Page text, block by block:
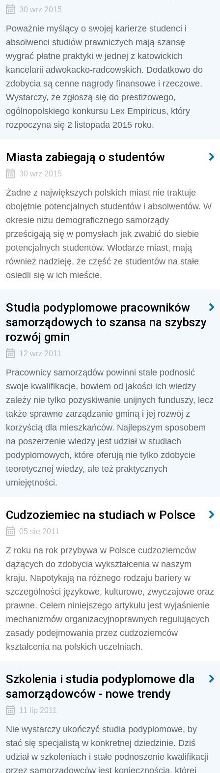
30 wrz 2015
Poważnie myślący o swojej karierze studenci i
absolwenci studiów prawniczych mają szansę
wygrać płatne praktyki w jednej z katowickich
kancelarii adwokacko-radcowskich. Dodatkowo do
zdobycia są cenne nagrody finansowe i rzeczowe.
Wystarczy, że zgłoszą się do prestiżowego,
ogólnopolskiego konkursu Lex Empiricus, który
rozpoczyna się 2 listopada 2015 roku.
Miasta zabiegają o studentów
30 wrz 2015
Żadne z największych polskich miast nie traktuje
obojętnie potencjalnych studentów i absolwentów. W
okresie niżu demograficznego samorządy
prześcigają się w pomysłach jak zwabić do siebie
potencjalnych studentów. Włodarze miast, mają
również nadzieję, że część ze studentów na stałe
osiedli się w ich mieście.
Studia podyplomowe pracowników
samorządowych to szansa na szybszy
rozwój gmin
12 wrz 2011
Pracownicy samorządów powinni stale podnosić
swoje kwalifikacje, bowiem od jakości ich wiedzy
zależy nie tylko pozyskiwanie unijnych funduszy, lecz
także sprawne zarządzanie gminą i jej rozwój z
korzyścią dla mieszkańców. Najlepszym sposobem
na poszerzenie wiedzy jest udział w studiach
podyplomowych, które oferują nie tylko zdobycie
teoretycznej wiedzy, ale też praktycznych
umiejętności.
Cudzoziemiec na studiach w Polsce
05 sie 2011
Z roku na rok przybywa w Polsce cudzoziemców
dążących do zdobycia wykształcenia w naszym
kraju. Napotykają na różnego rodzaju bariery w
szczególności językowe, kulturowe, zwyczajowe oraz
prawne. Celem niniejszego artykułu jest wyjaśnienie
mechanizmów organizacyjnoprawnych regulujących
zasady podejmowania przez cudzoziemców
kształcenia na polskich uczelniach.
Szkolenia i studia podyplomowe dla
samorządowców - nowe trendy
11 lip 2011
Nie wystarczy ukończyć studia podyplomowe, by
stać się specjalistą w konkretnej dziedzinie. Dziś
udział w szkoleniach i stałe podnoszenie kwalifikacji
przez samorządowców jest koniecznością, której